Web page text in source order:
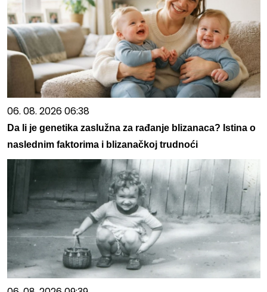
06. 08. 2026 06:38
Da li je genetika zaslužna za rađanje blizanaca? Istina o
naslednim faktorima i blizanačkoj trudnoći